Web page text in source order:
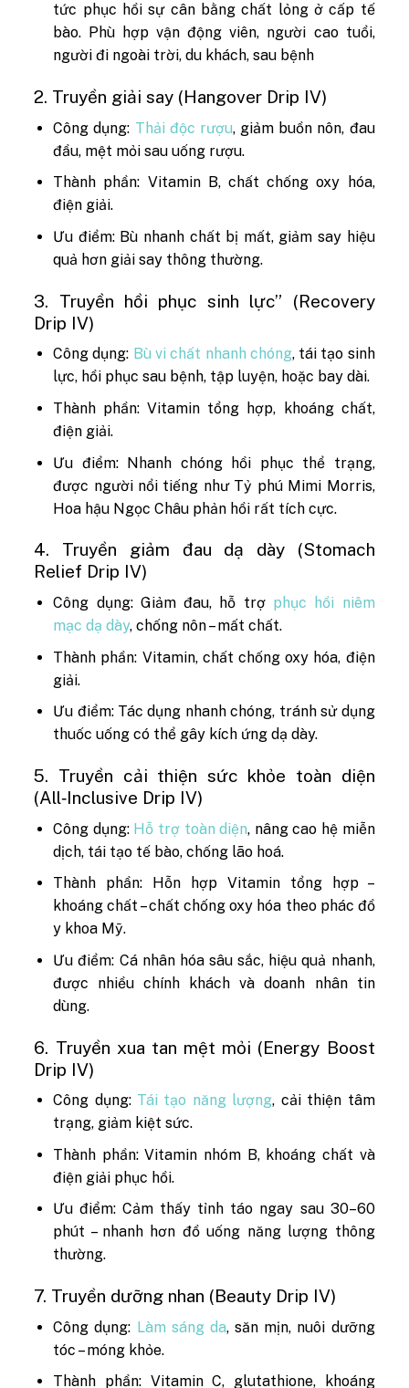
tức phục hồi sự cân bằng chất lỏng ở cấp tế
bào. Phù hợp vận động viên, người cao tuổi,
người đi ngoài trời, du khách, sau bệnh
2. Truyền giải say (Hangover Drip IV)
Công dụng: Thải độc rượu, giảm buồn nôn, đau
đầu, mệt mỏi sau uống rượu.
Thành phần: Vitamin B, chất chống oxy hóa,
điện giải.
Ưu điểm: Bù nhanh chất bị mất, giảm say hiệu
quả hơn giải say thông thường.
3. Truyền hồi phục sinh lực” (Recovery
Drip IV)
Công dụng: Bù vi chất nhanh chóng, tái tạo sinh
lực, hồi phục sau bệnh, tập luyện, hoặc bay dài.
Thành phần: Vitamin tổng hợp, khoáng chất,
điện giải.
Ưu điểm: Nhanh chóng hồi phục thể trạng,
được người nổi tiếng như Tỷ phú Mimi Morris,
Hoa hậu Ngọc Châu phản hồi rất tích cực.
4. Truyền giảm đau dạ dày (Stomach
Relief Drip IV)
Công dụng: Giảm đau, hỗ trợphục hồi niêm
mạc dạ dày, chống nôn – mất chất.
Thành phần: Vitamin, chất chống oxy hóa, điện
giải.
Ưu điểm: Tác dụng nhanh chóng, tránh sử dụng
thuốc uống có thể gây kích ứng dạ dày.
5. Truyền cải thiện sức khỏe toàn diện
(All‑Inclusive Drip IV)
Công dụng: Hỗ trợ toàn diện, nâng cao hệ miễn
dịch, tái tạo tế bào, chống lão hoá.
Thành phần: Hỗn hợp Vitamin tổng hợp –
khoáng chất – chất chống oxy hóa theo phác đồ
y khoa Mỹ.
Ưu điểm: Cá nhân hóa sâu sắc, hiệu quả nhanh,
được nhiều chính khách và doanh nhân tin
dùng.
6. Truyền xua tan mệt mỏi (Energy Boost
Drip IV)
Công dụng: Tái tạo năng lượng, cải thiện tâm
trạng, giảm kiệt sức.
Thành phần: Vitamin nhóm B, khoáng chất và
điện giải phục hồi.
Ưu điểm: Cảm thấy tỉnh táo ngay sau 30–60
phút – nhanh hơn đồ uống năng lượng thông
thường.
7. Truyền dưỡng nhan (Beauty Drip IV)
Công dụng: Làm sáng da, săn mịn, nuôi dưỡng
tóc – móng khỏe.
Thành phần: Vitamin C, glutathione, khoáng